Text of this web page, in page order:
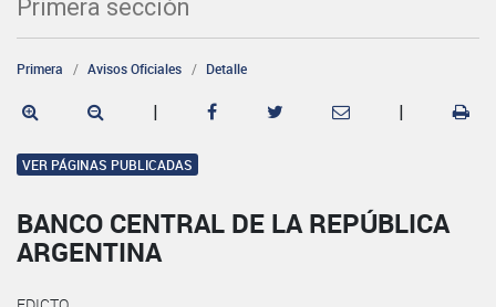
Primera sección
Primera Avisos Oficiales Detalle
| |
VER PÁGINAS PUBLICADAS
BANCO CENTRAL DE LA REPÚBLICA
ARGENTINA